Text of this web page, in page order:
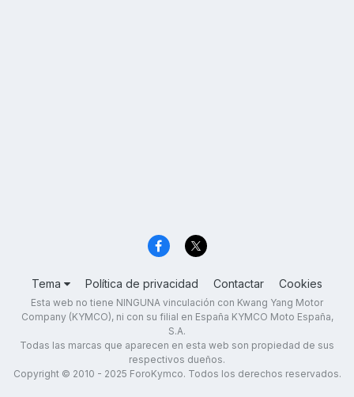
Tema Política de privacidad Contactar Cookies
Esta web no tiene NINGUNA vinculación con Kwang Yang Motor
Company (KYMCO), ni con su filial en España KYMCO Moto España,
S.A.
Todas las marcas que aparecen en esta web son propiedad de sus
respectivos dueños.
Copyright © 2010 - 2025 ForoKymco. Todos los derechos reservados.